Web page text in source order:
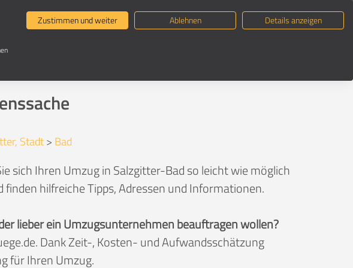
Umzugsunternehmen suchen Umzugsratgeber
Bad
Stadt> Bad
sich Ihren Umzug in Salzgitter-Bad so leicht wie möglich
hilfreiche Tipps, Adressen und Informationen.
lieber ein Umzugsunternehmen beauftragen wollen?
Dank Zeit-, Kosten- und Aufwandsschätzung
für Ihren Umzug.
Zustimmen und weiter Ablehnen Details anzeigen